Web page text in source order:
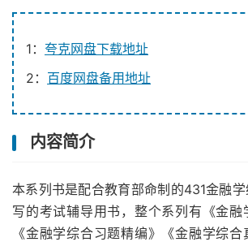
1： 夸克网盘下载地址
2： 百度网盘备用地址
内容简介
本系列书是配合教育部命制的431金融
写的考试辅导用书，整个系列有《金融
《金融学综合习题精编》《金融学综合